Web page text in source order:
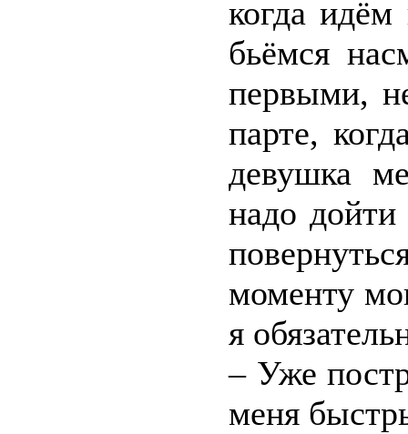
когда
бьёмся
первыми,
парте,
девушка
надо
моменту
я
– Уже
меня